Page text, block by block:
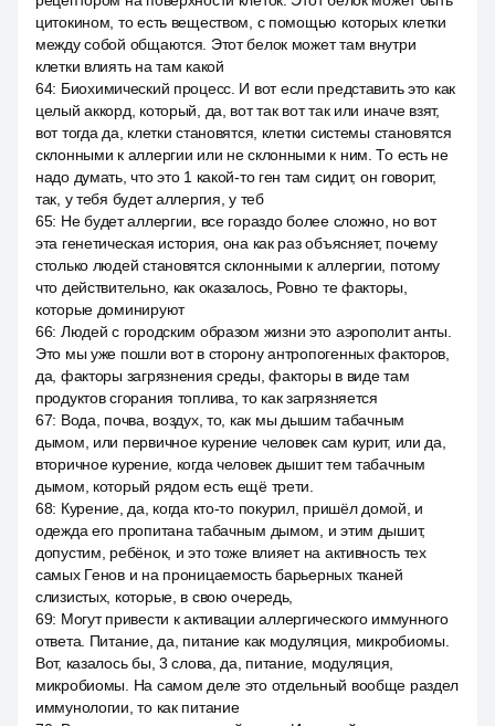
цитокином, то есть веществом, с помощью которых клетки
между собой общаются. Этот белок может там внутри
клетки влиять на там какой
64: Биохимический процесс. И вот если представить это как
целый аккорд, который, да, вот так вот так или иначе взят,
вот тогда да, клетки становятся, клетки системы становятся
склонными к аллергии или не склонными к ним. То есть не
надо думать, что это 1 какой-то ген там сидит, он говорит,
так, у тебя будет аллергия, у теб
65: Не будет аллергии, все гораздо более сложно, но вот
эта генетическая история, она как раз объясняет, почему
столько людей становятся склонными к аллергии, потому
что действительно, как оказалось, Ровно те факторы,
которые доминируют
66: Людей с городским образом жизни это аэрополит анты.
Это мы уже пошли вот в сторону антропогенных факторов,
да, факторы загрязнения среды, факторы в виде там
продуктов сгорания топлива, то как загрязняется
67: Вода, почва, воздух, то, как мы дышим табачным
дымом, или первичное курение человек сам курит, или да,
вторичное курение, когда человек дышит тем табачным
дымом, который рядом есть ещё трети.
68: Курение, да, когда кто-то покурил, пришёл домой, и
одежда его пропитана табачным дымом, и этим дышит,
допустим, ребёнок, и это тоже влияет на активность тех
самых Генов и на проницаемость барьерных тканей
слизистых, которые, в свою очередь,
69: Могут привести к активации аллергического иммунного
ответа. Питание, да, питание как модуляция, микробиомы.
Вот, казалось бы, 3 слова, да, питание, модуляция,
микробиомы. На самом деле это отдельный вообще раздел
иммунологии, то как питание